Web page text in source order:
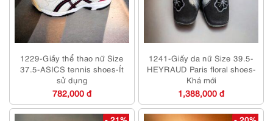
1229-Giầy thể thao nữ Size
37.5-ASICS tennis shoes-Ít
sử dụng
782,000 đ
1241-Giấy da nữ Size 39.5-
HEYRAUD Paris floral shoes-
Khá mới
1,388,000 đ